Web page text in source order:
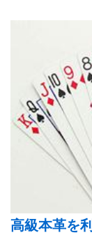
高級本革を